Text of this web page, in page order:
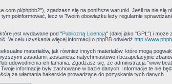
phpbb2"), zgadzasz się na poniższe warunki. Jeśli na nie się
poinformować, lecz w Twoim obowiązku leży regularnie
jest wydawane pod "Publiczną Licencją" (dalej jako "GPL") i może
W celu uzyskania więcej informacji o phpBB odwiedź http://
materiałów, jak również innych materiałów, które mogą
zasadami, zostaniesz natychmiastowo i bezapelacyjnie
ich łamania. Zgadzasz się, że administracja
informacje były zachowane w bazie danych. Informacje te nie
za włamania hakerskie prowadzące do pozyskania tych danych.